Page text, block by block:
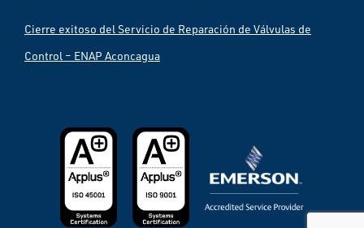
Cierre exitoso del Servicio de Reparación de Válvulas de
Control – ENAP Aconcagua